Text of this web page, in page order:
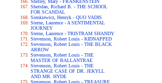
Shelley, Mary - FRANKENSTEIN
Sheridan, Richard B. - THE SCHOOL
FOR SCANDAL
Sienkiewicz, Henryk - QUO VADIS
Sterne, Laurence - A SENTIMENTAL
JOURNEY
Sterne, Laurence - TRISTRAM SHANDY
Stevenson, Robert Louis - KIDNAPPED
Stevenson, Robert Louis - THE BLACK
ARROW
Stevenson, Robert Louis - THE
MASTER OF BALLANTRAE
Stevenson, Robert Louis - THE
STRANGE CASE OF DR. JEKYLL
AND MR. HYDE
Stevenson, Robert Louis - TREASURE